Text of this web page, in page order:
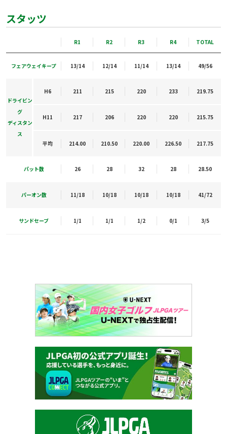
スタッツ
R1 R2 R3 R4 TOTAL
フェアウェイキープ 13/14 12/14 11/14 13/14 49/56
ドライビン
グ
ディスタン
ス
H6 211 215 220 233 219.75
H11 217 206 220 220 215.75
平均 214.00 210.50 220.00 226.50 217.75
パット数 26 28 32 28 28.50
パーオン数 11/18 10/18 10/18 10/18 41/72
サンドセーブ 1/1 1/1 1/2 0/1 3/5